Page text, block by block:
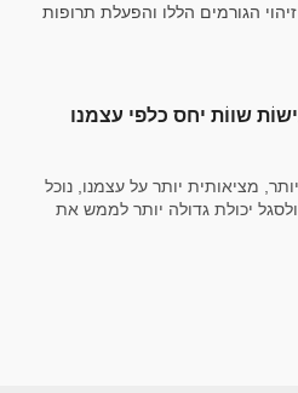
הגורמים הללו והפעלת תרופות
שווֹת יחס כלפי עצמנו
מציאותית יותר על עצמנו, נוכל
יכולת גדולה יותר לממש את